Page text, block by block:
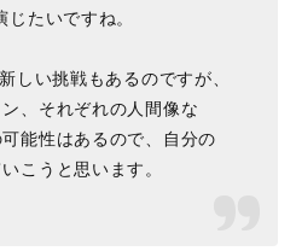
たいですね。
しい挑戦もあるのですが、
、それぞれの人間像な
能性はあるので、自分の
こうと思います。